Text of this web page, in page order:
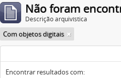
Não foram
Descrição arquivística
Com objetos digitais
Encontrar resultados com: